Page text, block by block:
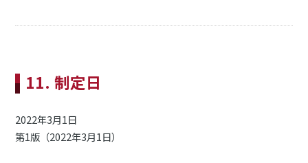
11. 制定日
2022年3月1日
第1版（2022年3月1日）